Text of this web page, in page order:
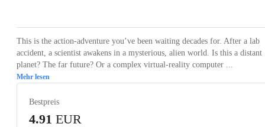
This is the action-adventure you’ve been waiting decades for. After a lab
accident, a scientist awakens in a mysterious, alien world. Is this a distant
planet? The far future? Or a complex virtual-reality computer ...
Mehr lesen
Bestpreis
4.91 EUR